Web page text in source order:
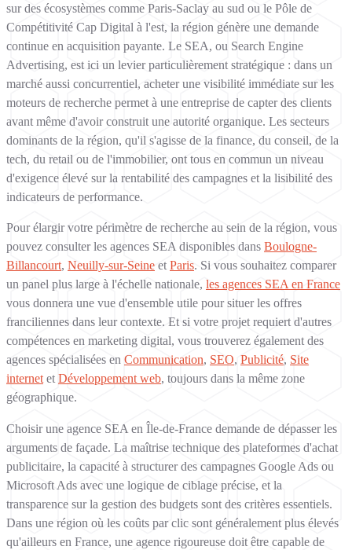
sur des écosystèmes comme Paris-Saclay au sud ou le Pôle de
Compétitivité Cap Digital à l'est, la région génère une demande
continue en acquisition payante. Le SEA, ou Search Engine
Advertising, est ici un levier particulièrement stratégique : dans un
marché aussi concurrentiel, acheter une visibilité immédiate sur les
moteurs de recherche permet à une entreprise de capter des clients
avant même d'avoir construit une autorité organique. Les secteurs
dominants de la région, qu'il s'agisse de la finance, du conseil, de la
tech, du retail ou de l'immobilier, ont tous en commun un niveau
d'exigence élevé sur la rentabilité des campagnes et la lisibilité des
indicateurs de performance.
Pour élargir votre périmètre de recherche au sein de la région, vous
pouvez consulter les agences SEA disponibles dans Boulogne-
Billancourt, Neuilly-sur-Seine et Paris. Si vous souhaitez comparer
un panel plus large à l'échelle nationale, les agences SEA en France
vous donnera une vue d'ensemble utile pour situer les offres
franciliennes dans leur contexte. Et si votre projet requiert d'autres
compétences en marketing digital, vous trouverez également des
agences spécialisées en Communication, SEO, Publicité, Site
internet et Développement web, toujours dans la même zone
géographique.
Choisir une agence SEA en Île-de-France demande de dépasser les
arguments de façade. La maîtrise technique des plateformes d'achat
publicitaire, la capacité à structurer des campagnes Google Ads ou
Microsoft Ads avec une logique de ciblage précise, et la
transparence sur la gestion des budgets sont des critères essentiels.
Dans une région où les coûts par clic sont généralement plus élevés
qu'ailleurs en France, une agence rigoureuse doit être capable de